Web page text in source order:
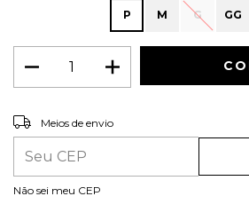
P M G GG
Entregas para o CEP:
Meios de envio
Não sei meu CEP